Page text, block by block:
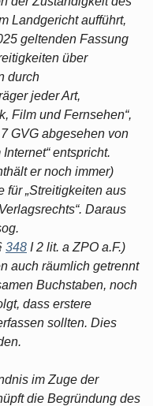
Landgericht aufführt,
geltenden Fassung
über
durch
jeder Art,
Film und Fernsehen“,
7 GVG abgesehen von
entspricht.
er noch immer)
für „Streitigkeiten aus
Daraus
348 I 2 lit. a ZPO a.F.)
auch räumlich getrennt
Buchstaben, noch
dass erstere
sollten. Dies
im Zuge der
die Begründung des